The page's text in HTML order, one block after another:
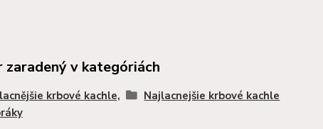
zaradený v kategóriách
krbové kachle,
Najlacnejšie krbové kachle